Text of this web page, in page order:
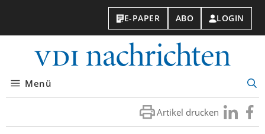
E-PAPER ABO LOGIN
Menü
Artikel drucken Besuchen
Sie
Sie